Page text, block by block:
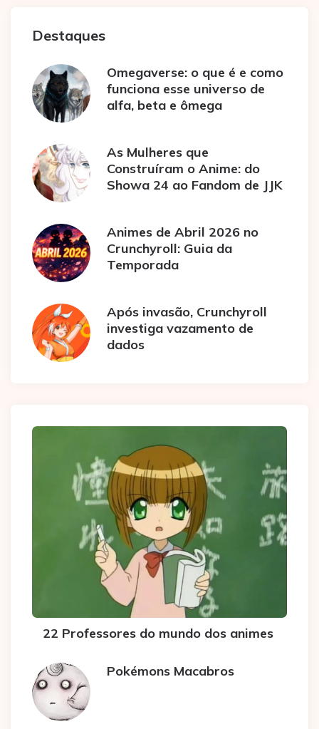
Destaques
Omegaverse: o que é e como
funciona esse universo de
alfa, beta e ômega
As Mulheres que
Construíram o Anime: do
Showa 24 ao Fandom de JJK
Animes de Abril 2026 no
Crunchyroll: Guia da
Temporada
Após invasão, Crunchyroll
investiga vazamento de
dados
22 Professores do mundo dos animes
Pokémons Macabros